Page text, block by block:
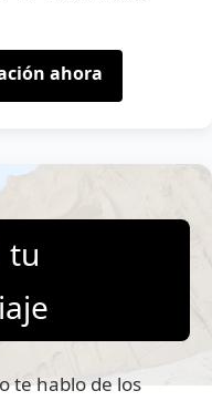
ahora
tu
te hablo de los